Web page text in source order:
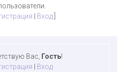
Вход
Вас Гость!
Вход